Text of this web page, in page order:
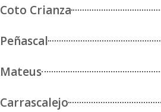
Coto Crianza
Peñascal
Mateus
Carrascalejo